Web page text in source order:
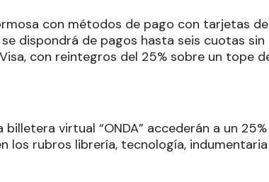
con métodos de pago con tarjetas de
dispondrá de pagos hasta seis cuotas sin
con reintegros del 25% sobre un tope
virtual “ONDA” accederán a un
los rubros librería, tecnología,